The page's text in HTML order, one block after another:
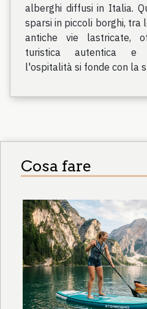
alberghi diffusi in Italia.
sparsi in piccoli borghi, tra
antiche vie lastricate,
turistica autentica e
l'ospitalità si fonde con la
Cosa fare